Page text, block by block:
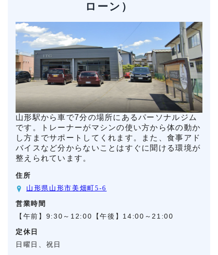
ローン）
山形駅から車で7分の場所にあるパーソナルジム
です。トレーナーがマシンの使い方から体の動か
し方までサポートしてくれます。また、食事アド
バイスなど分からないことはすぐに聞ける環境が
整えられています。
住所
山形県山形市美畑町5-6
営業時間
【午前】9:30～12:00【午後】14:00～21:00
定休日
日曜日、祝日